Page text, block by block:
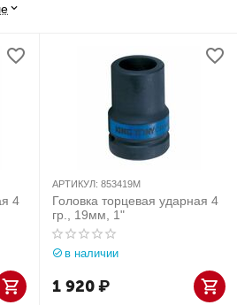
4
АРТИКУЛ: 853419M
Головка торцевая ударная 4
гр., 19мм, 1"
в наличии
1 920₽